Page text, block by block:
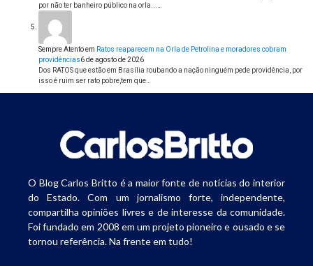
por não ter banheiro público na orla...…
Sempre Atentoem Ratos reaparecem na Orla de Petrolina e moradores cobram
providências6 de agosto de 2026
Dos RATOS que estão em Brasília roubando a nação ninguém pede providência, por
isso é ruim ser rato pobre,tem que…
O Blog Carlos Britto é a maior fonte de notícias do interior
do Estado. Com um jornalismo forte, independente,
compartilha opiniões livres e de interesse da comunidade.
Foi fundado em 2008 em um projeto pioneiro e ousado e se
tornou referência. Na frente em tudo!